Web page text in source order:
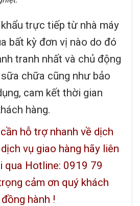
trực tiếp từ nhà máy
bất kỳ đơn vị nào do đó
tranh nhất và chủ động
chữa cũng như bảo
cam kết thời gian
hàng.
hỗ trợ nhanh về dịch
vụ giao hàng hãy liên
qua Hotline: 0919 79
cảm ơn quý khách
hành !